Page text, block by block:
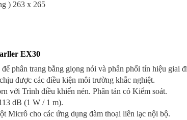
) 263 x 265
EX30
phân trang bằng giọng nói và phân phối tín hiệu giai
được các điều kiện môi trường khắc nghiệt.
với Trình điều khiển nén. Phân tán có Kiểm soát.
dB (1 W / 1 m).
Micrô cho các ứng dụng đàm thoại liên lạc nội bộ.